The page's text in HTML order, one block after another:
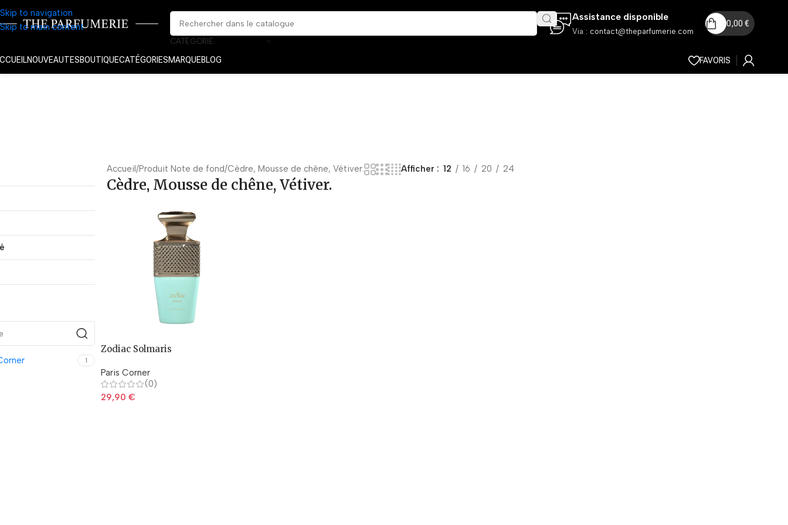
Skip to navigation
Skip to main content
CATÉGORIE
Assistance disponible
Via : contact@theparfumerie.com
0,00 €
NOUVEAUTESBOUTIQUECATÉGORIESMARQUEBLOG FAVORIS
1
Accueil Produit Note de fond Cèdre, Mousse de chêne, Vétiver. Afficher 12 16 20 24
Cèdre, Mousse de chêne, Vétiver.
Zodiac Solmaris
Paris Corner
(0)
29,90 €